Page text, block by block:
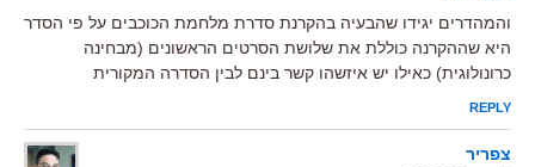
והמהדרים יגידו שהבעיה בהקרנת סדרת מלחמת הכוכבים על פי הסדר
היא שההקרנה כוללת את שלושת הסרטים הראשונים (מבחינה
כרונולוגית) כאילו יש איזשהו קשר בינם לבין הסדרה המקורית
REPLY
צפריר